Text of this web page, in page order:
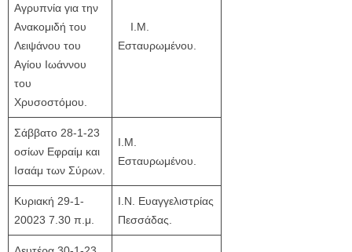
Αγρυπνία για την
Ανακομιδή του
Λειψάνου του
Αγίου Ιωάννου
του
Χρυσοστόμου.
Ι.Μ.
Εσταυρωμένου.
Σάββατο 28-1-23
οσίων Εφραίμ και
Ισαάμ των Σύρων.
Ι.Μ.
Εσταυρωμένου.
Κυριακή 29-1-
20023 7.30 π.μ.
Ι.Ν. Ευαγγελιστρίας
Πεσσάδας.